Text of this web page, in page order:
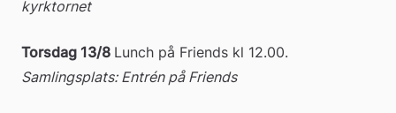
kyrktornet
Torsdag 13/8
Samlingsplats: Entrén på Friends